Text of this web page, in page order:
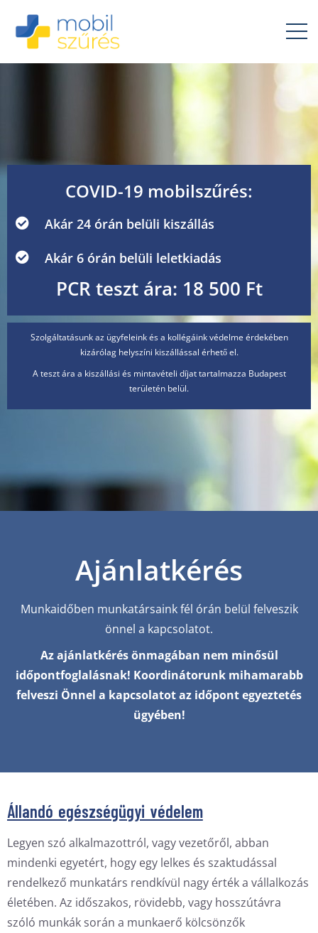
COVID-19 mobilszűrés:
Akár 24 órán belüli kiszállás
Akár 6 órán belüli leletkiadás
PCR teszt ára: 18 500 Ft
Szolgáltatásunk az ügyfeleink és a kollégáink védelme érdekében
kizárólag helyszíni kiszállással érhető el.
A teszt ára a kiszállási és mintavételi díjat tartalmazza Budapest
területén belül.
Ajánlatkérés
Munkaidőben munkatársaink fél órán belül felveszik
önnel a kapcsolatot.
Az ajánlatkérés önmagában nem minősül
időpontfoglalásnak! Koordinátorunk mihamarabb
felveszi Önnel a kapcsolatot az időpont egyeztetés
ügyében!
Állandó egészségügyi védelem
Legyen szó alkalmazottról, vagy vezetőről, abban
mindenki egyetért, hogy egy lelkes és szaktudással
rendelkező munkatárs rendkívül nagy érték a vállalkozás
életében. Az időszakos, rövidebb, vagy hosszútávra
szóló munkák során a munkaerő kölcsönzők